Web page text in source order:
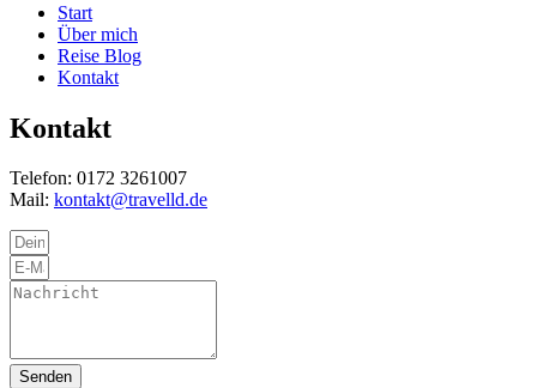
Start
Über mich
Reise Blog
Kontakt
Kontakt
Telefon: 0172 3261007
Mail: kontakt@travelld.de
Senden